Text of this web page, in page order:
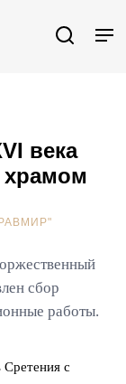
века
храмом
сбор
работы.
с